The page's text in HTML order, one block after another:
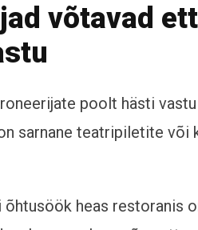
võtavad
poolt hästi
sarnane teatripiletite või
õhtusöök heas restoranis